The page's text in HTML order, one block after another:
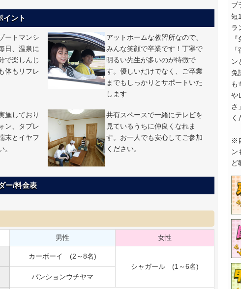
イント
ートマンシ
日、温泉に
で楽しんじ
体もリフレ
アットホームな教習所なので、
みんな笑顔で卒業です！丁寧で
明るい先生が多いのが特徴で
す。優しいだけでなく、ご卒業
までもしっかりとサポートいた
します
施しており
ン、タブレ
末とイヤフ
。
共有スペースで一緒にテレビを
見ているうちに仲良くなれま
す。お一人でも安心してご参加
ください。
ー/料金表
男性 女性
カーボーイ (2～8名)
シャガール (1～6名)
パンションウチヤマ
プ
短
ラ
ン
免
も
や
さ
く
※
ン
ど